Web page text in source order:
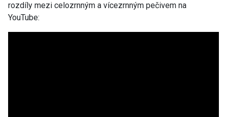
rozdíly mezi celozrnným a vícezrnným pečivem na
YouTube: